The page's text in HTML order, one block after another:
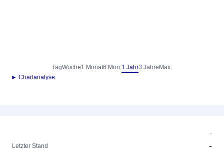
TagWoche1 Monat6 Mon.1 Jahr3 Jahre Max.
► Chartanalyse
-
Letzter Stand
-